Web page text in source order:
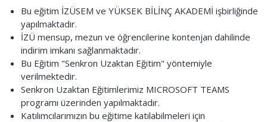
Bu eğitim İZÜSEM ve YÜKSEK BİLİNÇ AKADEMİ işbirliğinde
yapılmaktadır.
İZÜ mensup, mezun ve öğrencilerine kontenjan dahilinde
indirim imkanı sağlanmaktadır.
Bu Eğitim "Senkron Uzaktan Eğitim" yöntemiyle
verilmektedir.
Senkron Uzaktan Eğitimlerimiz MICROSOFT TEAMS
programı üzerinden yapılmaktadır.
Katılımcılarımızın bu eğitime katılabilmeleri için